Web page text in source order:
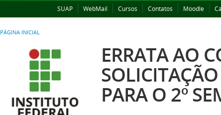
SUAP WebMail Cursos Contatos Moodle
PÁGINA INICIAL
ERRATA AO
PARA O 2º